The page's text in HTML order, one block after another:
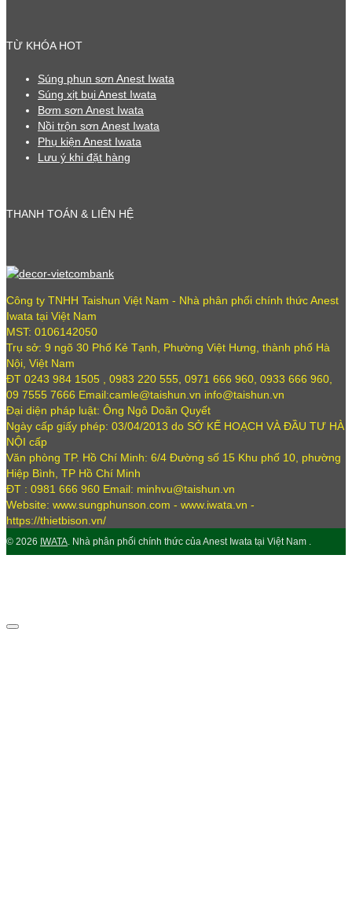
TỪ KHÓA HOT
Súng phun sơn Anest Iwata
Súng xịt bụi Anest Iwata
Bơm sơn Anest Iwata
Nồi trộn sơn Anest Iwata
Phụ kiện Anest Iwata
Lưu ý khi đặt hàng
THANH TOÁN & LIÊN HỆ
Công ty TNHH Taishun Việt Nam - Nhà phân phối chính thức Anest
Iwata tại Việt Nam
MST: 0106142050
Trụ sở: 9 ngõ 30 Phố Kẻ Tạnh, Phường Việt Hưng, thành phố Hà
Nội, Việt Nam
ĐT 0243 984 1505 , 0983 220 555, 0971 666 960, 0933 666 960,
09 7555 7666 Email:camle@taishun.vn info@taishun.vn
Đại diện pháp luật: Ông Ngô Doãn Quyết
Ngày cấp giấy phép: 03/04/2013 do SỞ KẾ HOẠCH VÀ ĐẦU TƯ HÀ
NỘI cấp
Văn phòng TP. Hồ Chí Minh: 6/4 Đường số 15 Khu phố 10, phường
Hiệp Bình, TP Hồ Chí Minh
ĐT : 0981 666 960 Email: minhvu@taishun.vn
Website: www.sungphunson.com - www.iwata.vn -
https://thietbison.vn/
© 2026 IWATA. Nhà phân phối chính thức của Anest Iwata tại Việt Nam .